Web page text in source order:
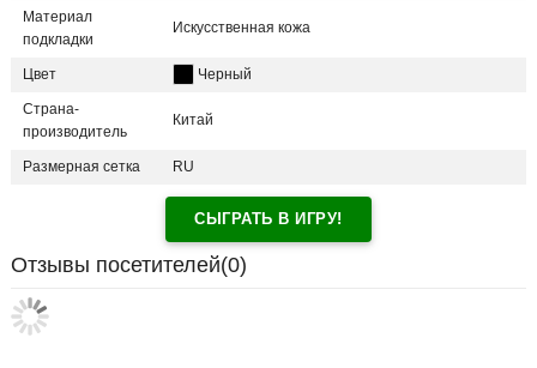
Материал
подкладки
Искусственная кожа
Цвет Черный
Страна-
производитель
Китай
Размерная сетка RU
СЫГРАТЬ В ИГРУ!
Отзывы посетителей(0)